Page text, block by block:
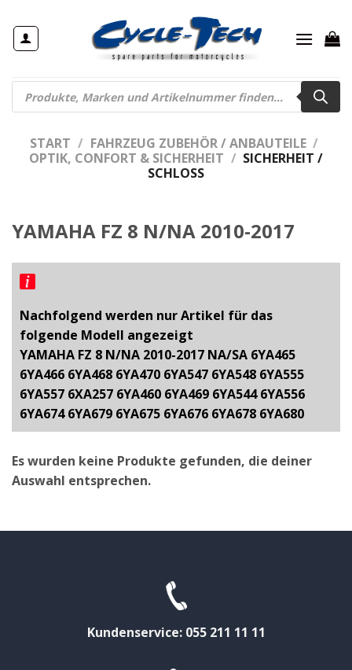
Inhalt
springen
Products
search
START / FAHRZEUG ZUBEHÖR / ANBAUTEILE /
OPTIK, CONFORT & SICHERHEIT / SICHERHEIT /
SCHLOSS
YAMAHA FZ 8 N/NA 2010-2017
Nachfolgend werden nur Artikel für das
folgende Modell angezeigt
YAMAHA FZ 8 N/NA 2010-2017 NA/SA 6YA465
6YA466 6YA468 6YA470 6YA547 6YA548 6YA555
6YA557 6XA257 6YA460 6YA469 6YA544 6YA556
6YA674 6YA679 6YA675 6YA676 6YA678 6YA680
Es wurden keine Produkte gefunden, die deiner
Auswahl entsprechen.
Kundenservice: 055 211 11 11